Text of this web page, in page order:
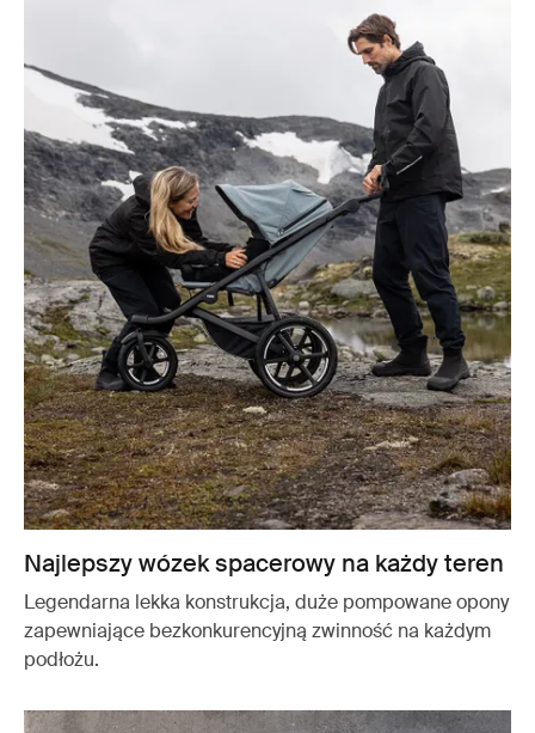
Najlepszy wózek spacerowy na każdy teren
Legendarna lekka konstrukcja, duże pompowane opony
zapewniające bezkonkurencyjną zwinność na każdym
podłożu.